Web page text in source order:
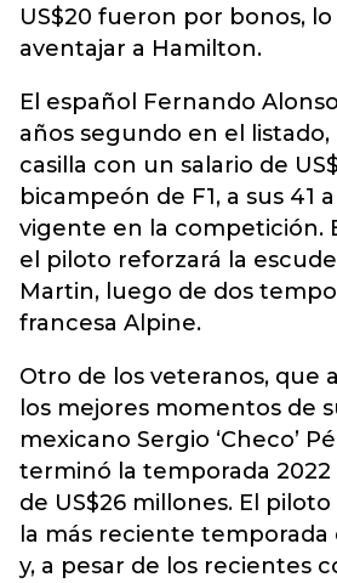
US$20 fueron por bonos,
aventajar a Hamilton.
El español Fernando
años segundo en el
casilla con un salario de
bicampeón de F1, a sus 41
vigente en la competición.
el piloto reforzará la
Martin, luego de dos
francesa Alpine.
Otro de los veteranos, que
los mejores momentos de
mexicano Sergio ‘Checo’
terminó la temporada 2022
de US$26 millones. El
la más reciente temporada
y, a pesar de los recientes